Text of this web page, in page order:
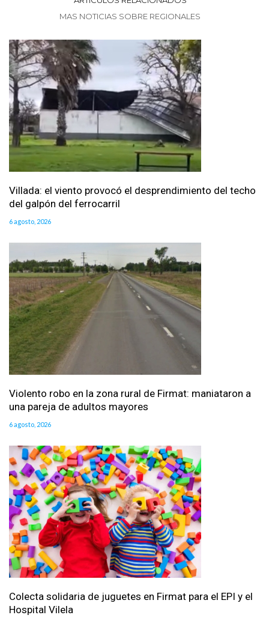
MAS NOTICIAS SOBRE REGIONALES
Villada: el viento provocó el desprendimiento del techo
del galpón del ferrocarril
6 agosto, 2026
Violento robo en la zona rural de Firmat: maniataron a
una pareja de adultos mayores
6 agosto, 2026
Colecta solidaria de juguetes en Firmat para el EPI y el
Hospital Vilela